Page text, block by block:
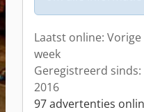
Laatst online: Vorige
week
Geregistreerd sinds:
2016
97 advertenties